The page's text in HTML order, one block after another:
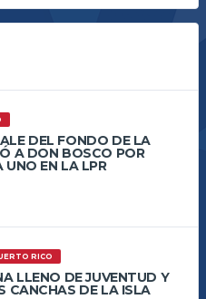
DEL FONDO DE LA
A DON BOSCO POR
UNO EN LA LPR
RICO
LLENO DE JUVENTUD Y
CANCHAS DE LA ISLA